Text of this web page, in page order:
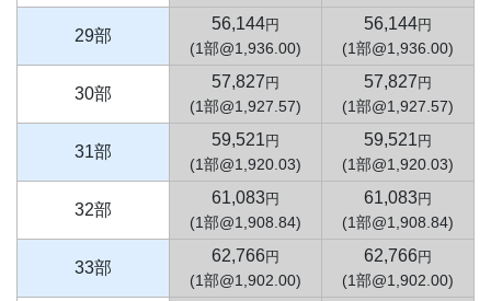
29部
56,144円
(1部@1,936.00)
56,144円
(1部@1,936.00)
30部
57,827 円
(1部@1,927.57)
57,827 円
(1部@1,927.57)
31部
59,521 円
(1部@1,920.03)
59,521 円
(1部@1,920.03)
32部
61,083円
(1部@1,908.84)
61,083円
(1部@1,908.84)
33部
62,766円
(1部@1,902.00)
62,766円
(1部@1,902.00)